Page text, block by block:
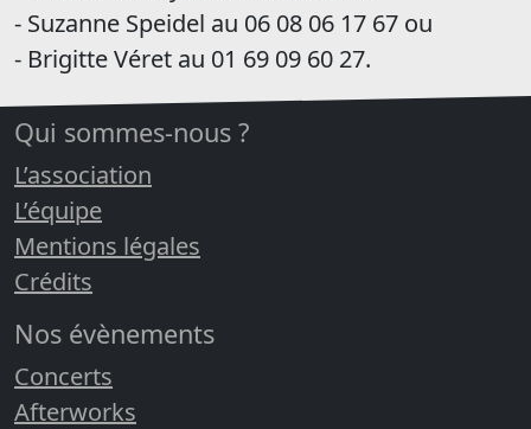
- Suzanne Speidel au 06 08 06 17 67 ou
- Brigitte Véret au 01 69 09 60 27.
Qui sommes-nous ?
L’association
L’équipe
Mentions légales
Crédits
Nos évènements
Concerts
Afterworks